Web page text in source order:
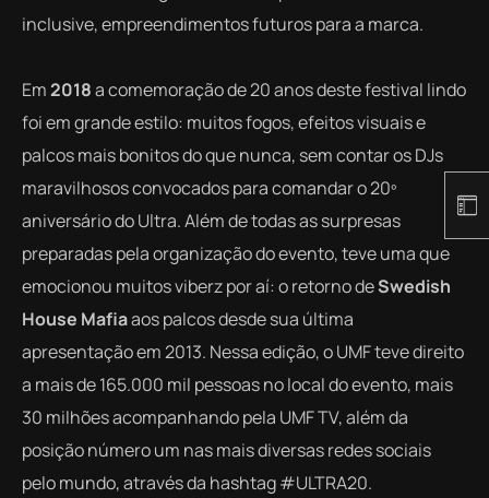
inclusive, empreendimentos futuros para a marca.
Em2018a comemoração de 20 anos deste festival lindo
foi em grande estilo: muitos fogos, efeitos visuais e
palcos mais bonitos do que nunca, sem contar os DJs
maravilhosos convocados para comandar o 20º
aniversário do Ultra. Além de todas as surpresas
preparadas pela organização do evento, teve uma que
emocionou muitos viberz por aí: o retorno deSwedish
House Mafiaaos palcos desde sua última
apresentação em 2013. Nessa edição, o UMF teve direito
a mais de 165.000 mil pessoas no local do evento, mais
30 milhões acompanhando pela UMF TV, além da
posição número um nas mais diversas redes sociais
pelo mundo, através da hashtag #ULTRA20.